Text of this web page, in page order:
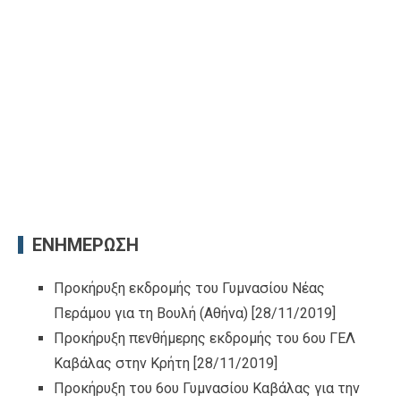
ΕΝΗΜΕΡΩΣΗ
Προκήρυξη εκδρομής του Γυμνασίου Νέας
Περάμου για τη Βουλή (Αθήνα) [28/11/2019]
Προκήρυξη πενθήμερης εκδρομής του 6ου ΓΕΛ
Καβάλας στην Κρήτη [28/11/2019]
Προκήρυξη του 6ου Γυμνασίου Καβάλας για την